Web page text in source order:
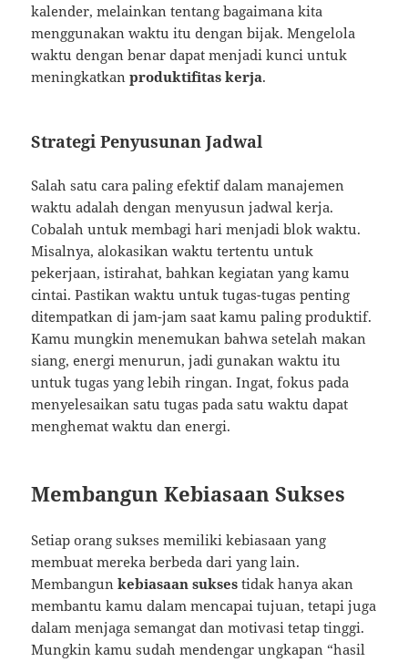
kalender, melainkan tentang bagaimana kita
menggunakan waktu itu dengan bijak. Mengelola
waktu dengan benar dapat menjadi kunci untuk
meningkatkanproduktifitas kerja.
Strategi Penyusunan Jadwal
Salah satu cara paling efektif dalam manajemen
waktu adalah dengan menyusun jadwal kerja.
Cobalah untuk membagi hari menjadi blok waktu.
Misalnya, alokasikan waktu tertentu untuk
pekerjaan, istirahat, bahkan kegiatan yang kamu
cintai. Pastikan waktu untuk tugas-tugas penting
ditempatkan di jam-jam saat kamu paling produktif.
Kamu mungkin menemukan bahwa setelah makan
siang, energi menurun, jadi gunakan waktu itu
untuk tugas yang lebih ringan. Ingat, fokus pada
menyelesaikan satu tugas pada satu waktu dapat
menghemat waktu dan energi.
Membangun Kebiasaan Sukses
Setiap orang sukses memiliki kebiasaan yang
membuat mereka berbeda dari yang lain.
Membangunkebiasaan sukses tidak hanya akan
membantu kamu dalam mencapai tujuan, tetapi juga
dalam menjaga semangat dan motivasi tetap tinggi.
Mungkin kamu sudah mendengar ungkapan “hasil